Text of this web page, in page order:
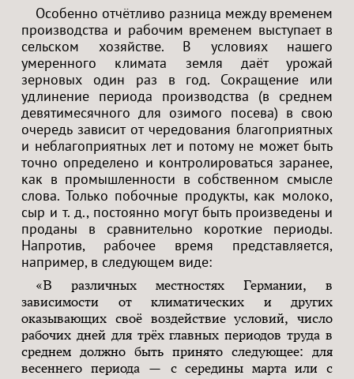
Особенно отчётливо разница между временем
производства и рабочим временем выступает в
сельском хозяйстве. В условиях нашего
умеренного климата земля даёт урожай
зерновых один раз в год. Сокращение или
удлинение периода производства (в среднем
девятимесячного для озимого посева) в свою
очередь зависит от чередования благоприятных
и неблагоприятных лет и потому не может быть
точно определено и контролироваться заранее,
как в промышленности в собственном смысле
слова. Только побочные продукты, как молоко,
сыр и т. д., постоянно могут быть произведены и
проданы в сравнительно короткие периоды.
Напротив, рабочее время представляется,
например, в следующем виде:
«В различных местностях Германии, в
зависимости от климатических и других
оказывающих своё воздействие условий, число
рабочих дней для трёх главных периодов труда в
среднем должно быть принято следующее: для
весеннего периода — с середины марта или с